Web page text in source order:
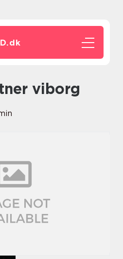
dk
viborg